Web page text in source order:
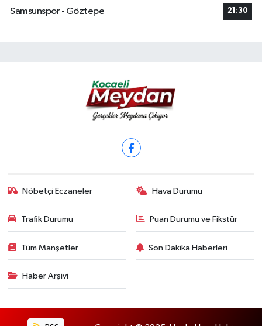
Samsunspor - Göztepe
21:30
Nöbetçi Eczaneler Hava Durumu
Trafik Durumu Puan Durumu ve Fikstür
Tüm Manşetler Son Dakika Haberleri
Haber Arşivi